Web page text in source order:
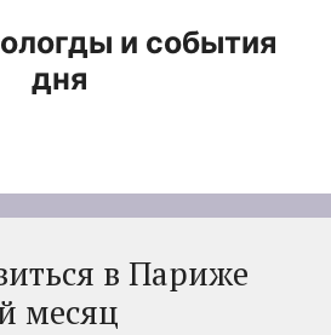
и события
дня
в Париже
месяц